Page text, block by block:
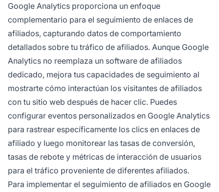
Google Analytics proporciona un enfoque
complementario para el seguimiento de enlaces de
afiliados, capturando datos de comportamiento
detallados sobre tu tráfico de afiliados. Aunque Google
Analytics no reemplaza un software de afiliados
dedicado, mejora tus capacidades de seguimiento al
mostrarte cómo interactúan los visitantes de afiliados
con tu sitio web después de hacer clic. Puedes
configurar eventos personalizados en Google Analytics
para rastrear específicamente los clics en enlaces de
afiliado y luego monitorear las tasas de conversión,
tasas de rebote y métricas de interacción de usuarios
para el tráfico proveniente de diferentes afiliados.
Para implementar el seguimiento de afiliados en Google